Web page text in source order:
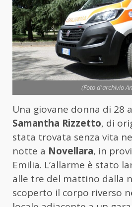
(Foto d'archivio
Una giovane donna di 28
Samantha Rizzetto, di
stata trovata senza vita
notte a Novellara, in
Emilia. L’allarme è stato
alle tre del mattino dalla
scoperto il corpo riverso